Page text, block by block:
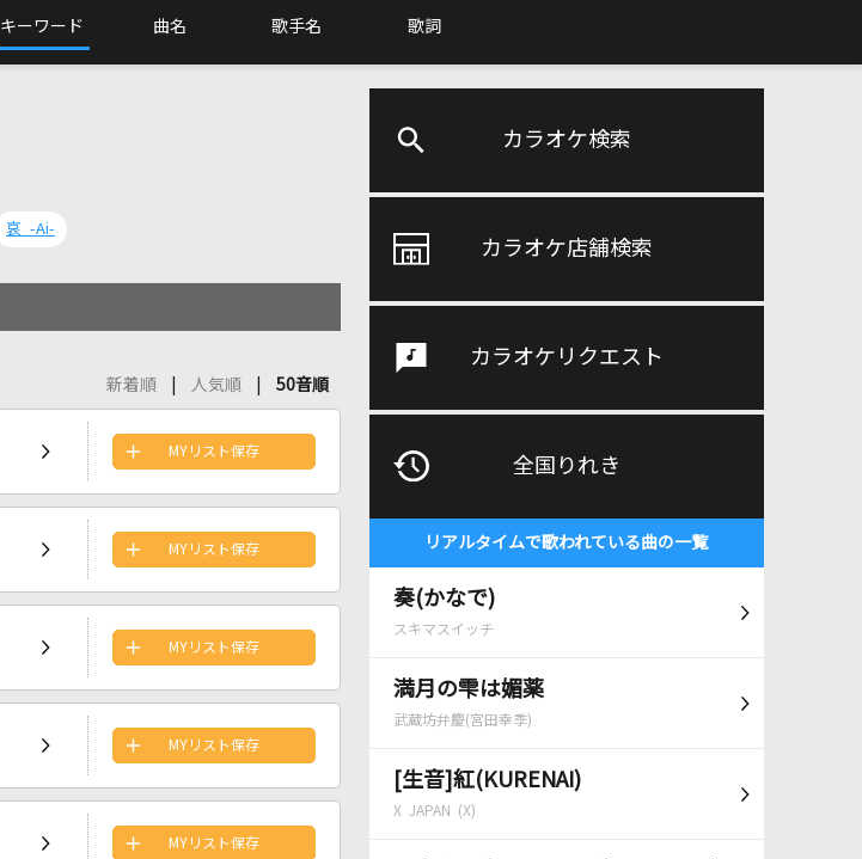
キーワード 曲名 歌手名 歌詞
カラオケ検索
カラオケ店舗検索
カラオケリクエスト
全国りれき
リアルタイムで歌われている曲の一覧
奏(かなで)
スキマスイッチ
満月の雫は媚薬
武蔵坊弁慶(宮田幸季)
[生音]紅(KURENAI)
X JAPAN (X)
哀 -Ai-
新着順
人気順 50音順
MYリスト保存
MYリスト保存
MYリスト保存
MYリスト保存
MYリスト保存